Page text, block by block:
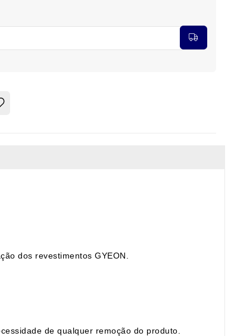
dos revestimentos GYEON.
de qualquer remoção do produto.